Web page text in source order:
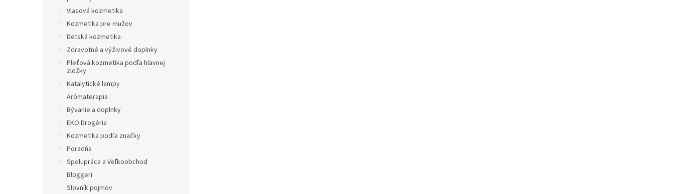
Vlasová kozmetika
Kozmetika pre mužov
Detská kozmetika
Zdravotné a výživové doplnky
Pleťová kozmetika podľa hlavnej
zložky
Katalytické lampy
Arómaterapia
Bývanie a doplnky
EKO Drogéria
Kozmetika podľa značky
Poradňa
Spolupráca a Veľkoobchod
Bloggeri
Slovník pojmov